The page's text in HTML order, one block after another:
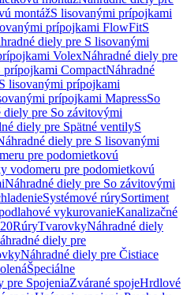
montážS lisovanými prípojkami
prípojkami FlowFitS
diely pre S lisovanými
VolexNáhradné diely pre
prípojkami CompactNáhradné
S lisovanými prípojkami
prípojkami MapressSo
diely pre So závitovými
diely pre Spätné ventilyS
diely pre S lisovanými
pre podomietkovú
vodomeru pre podomietkovú
Náhradné diely pre So závitovými
Systémové rúrySortiment
vykurovanieKanalizačné
RúryTvarovkyNáhradné diely
diely pre
Náhradné diely pre Čistiace
Špeciálne
pre SpojeniaZvárané spojeHrdlové